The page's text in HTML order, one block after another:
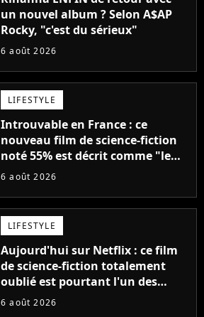
un nouvel album ? Selon A$AP
Rocky, "c'est du sérieux"
6 août 2026
LIFESTYLE
Introuvable en France : ce
nouveau film de science-fiction
noté 55% est décrit comme "le
plus stupide de l'année"
6 août 2026
LIFESTYLE
Aujourd'hui sur Netflix : ce film
de science-fiction totalement
oublié est pourtant l'un des
meilleurs des années 2010
6 août 2026